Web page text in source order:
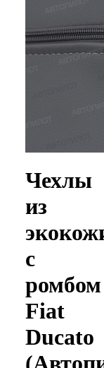
Чехлы
из
с
ромбом
Fiat
Ducato